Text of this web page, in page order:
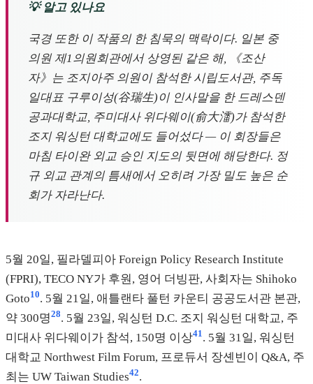
💡 알고 있나요
국경 또한 이 작품의 한 침묵의 맥락이다. 일본 중
의원 제1의원회관에서 상영된 같은 해, 《조산
자》는 조지아주 의원이 참석한 시립도서관, 주독
일대표 구루이성(谷瑞生)이 인사말을 한 드레스덴
공과대학교, 주미대사 위다웨이(俞大㵢)가 참석한
조지 워싱턴 대학교에도 들어섰다 — 이 회장들은
마침 타이완 외교 승인 지도의 뒷면에 해당한다. 정
규 외교 관계의 틈새에서 오히려 가장 밀도 높은 순
회가 자라난다.
5월 20일, 필라델피아 Foreign Policy Research Institute
(FPRI), TECO NY가 후원, 영어 더빙판, 사회자는 Shihoko
Goto10. 5월 21일, 애틀랜타 풀턴 카운티 공공도서관 본관,
약 300명28. 5월 23일, 워싱턴 D.C. 조지 워싱턴 대학교, 주
미대사 위다웨이가 참석, 150명 이상41. 5월 31일, 워싱턴
대학교 Northwest Film Forum, 프로듀서 장셴빈이 Q&A, 주
최는 UW Taiwan Studies42.